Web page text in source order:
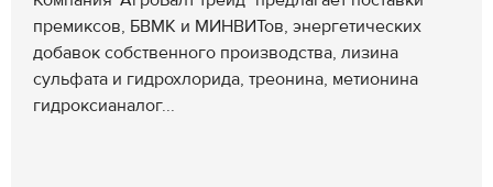
премиксов, БВМК и МИНВИТов, энергетических
добавок собственного производства, лизина
сульфата и гидрохлорида, треонина, метионина
гидроксианалог...